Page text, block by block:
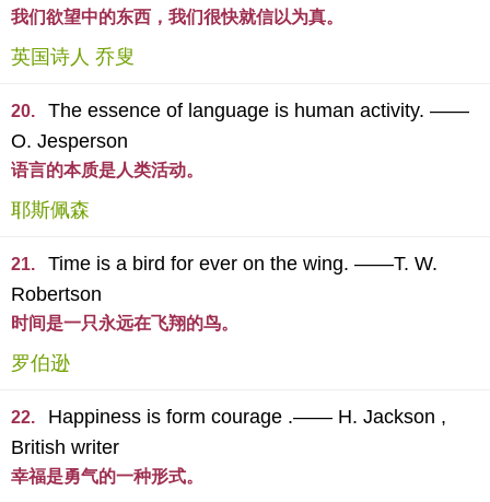
我们欲望中的东西，我们很快就信以为真。
英国诗人 乔叟
20.
The essence of language is human activity. ——
O. Jesperson
语言的本质是人类活动。
耶斯佩森
21.
Time is a bird for ever on the wing. ——T. W.
Robertson
时间是一只永远在飞翔的鸟。
罗伯逊
22.
Happiness is form courage .—— H. Jackson ,
British writer
幸福是勇气的一种形式。